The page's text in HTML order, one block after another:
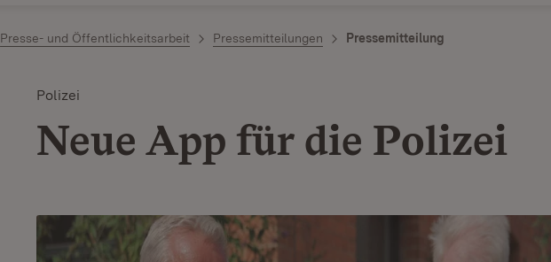
Presse- und Öffentlichkeitsarbeit Pressemitteilungen Pressemitteilung
Polizei
Neue App für die Polizei